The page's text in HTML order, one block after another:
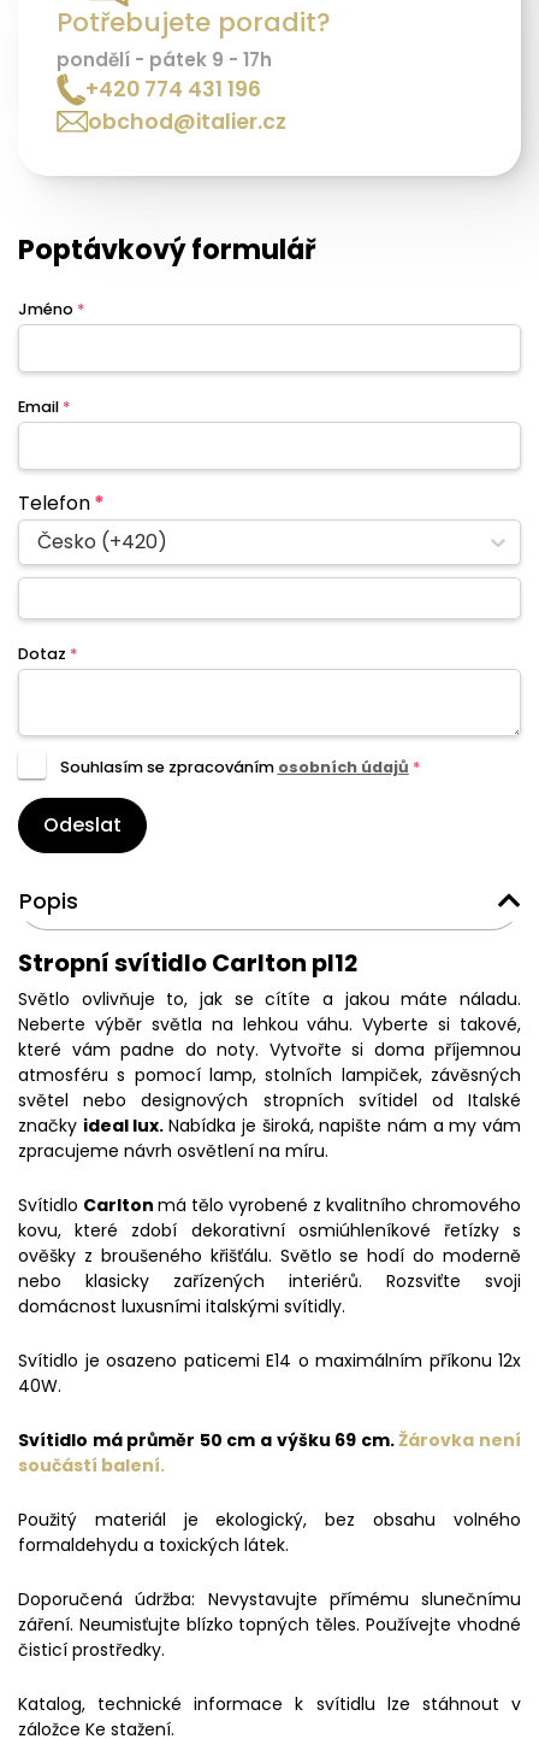
Potřebujete poradit?
pondělí - pátek 9 - 17h
+420 774 431 196
obchod@italier.cz
Poptávkový formulář
Jméno *
Email *
Telefon*
Česko (+420)
Dotaz *
Souhlasím se zpracováním osobních údajů *
Odeslat
Popis
Stropní svítidlo Carlton pl12
Světlo ovlivňuje to, jak se cítíte a jakou máte náladu.
Neberte výběr světla na lehkou váhu. Vyberte si takové,
které vám padne do noty. Vytvořte si doma příjemnou
atmosféru s pomocí lamp, stolních lampiček, závěsných
světel nebo designových stropních svítidel od Italské
značky ideal lux.Nabídka je široká, napište nám a my vám
zpracujeme návrh osvětlení na míru.
Svítidlo Carlton má tělo vyrobené z kvalitního chromového
kovu, které zdobí dekorativní osmiúhleníkové řetízky s
ověšky z broušeného křišťálu. Světlo se hodí do moderně
nebo klasicky zařízených interiérů. Rozsviťte svoji
domácnost luxusními italskými svítidly.
Svítidlo je osazeno paticemi E14 o maximálním příkonu 12x
40W.
Svítidlo má průměr 50 cm a výšku 69 cm.Žárovka není
součástí balení.
Použitý materiál je ekologický, bez obsahu volného
formaldehydu a toxických látek.
Doporučená údržba: Nevystavujte přímému slunečnímu
záření. Neumisťujte blízko topných těles. Používejte vhodné
čisticí prostředky.
Katalog, technické informace k svítidlu lze stáhnout v
záložce Ke stažení.